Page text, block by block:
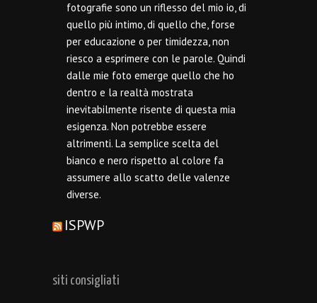
fotografie sono un riflesso del mio io, di
quello più intimo, di quello che, forse
per educazione o per timidezza, non
riesco a esprimere con le parole. Quindi
dalle mie foto emerge quello che ho
dentro e la realtà mostrata
inevitabilmente risente di questa mia
esigenza. Non potrebbe essere
altrimenti. La semplice scelta del
bianco e nero rispetto al colore fa
assumere allo scatto delle valenze
diverse.
ISPWP
siti consigliati